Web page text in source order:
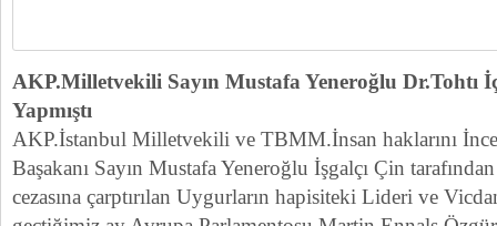
AKP.Milletvekili Sayın Mustafa Yeneroğlu Dr.Tohtı
Yapmıştı
AKP.İstanbul Milletvekili ve TBMM.İnsan haklarını
Başakanı Sayın Mustafa Yeneroğlu İşgalçı Çin
cezasına çarptırılan Uygurların hapisiteki Lideri ve